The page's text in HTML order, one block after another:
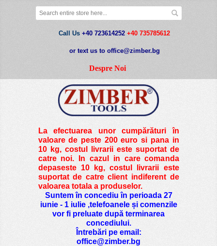
Call Us +40 723614252 +40 735785612
or text us to office@zimber.bg
Despre Noi
La efectuarea unor cumpărături în
valoare de peste200 euro si pana in
10 kg, costul livrarii este suportat de
catre noi. In cazul in care comanda
depaseste 10 kg, costul livrarii este
suportat de catre client indiferent de
valoarea totala a produselor.
Suntem în concediu în perioada 27
iunie - 1 iulie ,telefoanele și comenzile
vor fi preluate după terminarea
concediului.
Întrebări pe email:
office@zimber.bg